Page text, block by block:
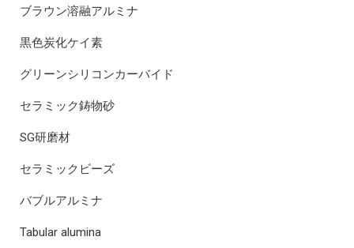
ブラウン溶融アルミナ
黒色炭化ケイ素
グリーンシリコンカーバイド
セラミック鋳物砂
SG研磨材
セラミックビーズ
バブルアルミナ
Tabular alumina